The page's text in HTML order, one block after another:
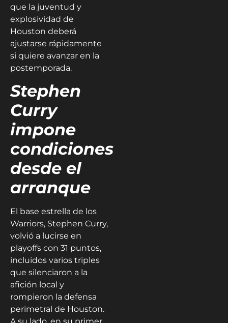
que la juventud y
explosividad de
Houston deberá
ajustarse rápidamente
si quiere avanzar en la
postemporada.
Stephen
Curry
impone
condiciones
desde el
arranque
El base estrella de los
Warriors, Stephen Curry,
volvió a lucirse en
playoffs con 31 puntos,
incluidos varios triples
que silenciaron a la
afición local y
rompieron la defensa
perimetral de Houston.